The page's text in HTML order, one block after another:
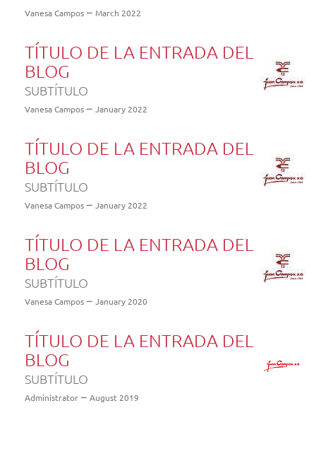
Vanesa Campos March 2022
TÍTULO DE LA ENTRADA DEL
BLOG
SUBTÍTULO
Vanesa Campos January 2022
TÍTULO DE LA ENTRADA DEL
BLOG
SUBTÍTULO
Vanesa Campos January 2022
TÍTULO DE LA ENTRADA DEL
BLOG
SUBTÍTULO
Vanesa Campos January 2020
TÍTULO DE LA ENTRADA DEL
BLOG
SUBTÍTULO
Administrator August 2019